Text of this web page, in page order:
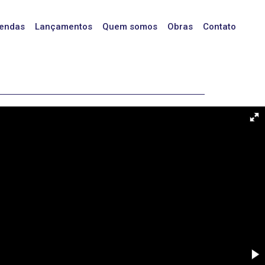
Contato
Obras
Quem somos
Lançamentos